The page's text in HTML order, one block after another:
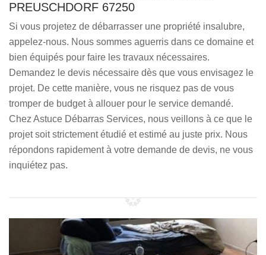
PREUSCHDORF 67250
Si vous projetez de débarrasser une propriété insalubre,
appelez-nous. Nous sommes aguerris dans ce domaine et
bien équipés pour faire les travaux nécessaires.
Demandez le devis nécessaire dès que vous envisagez le
projet. De cette manière, vous ne risquez pas de vous
tromper de budget à allouer pour le service demandé.
Chez Astuce Débarras Services, nous veillons à ce que le
projet soit strictement étudié et estimé au juste prix. Nous
répondons rapidement à votre demande de devis, ne vous
inquiétez pas.